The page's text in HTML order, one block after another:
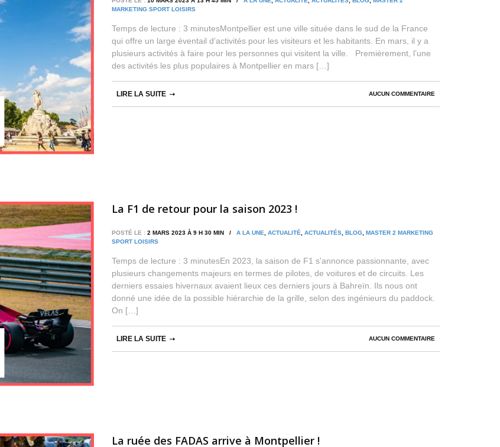
MARKETING SPORT LOISIRS
Temps de lecture : 3 minutesMontpellier est une ville située dans le sud de la France
qui offre un large éventail d’activités pour les visiteurs et les habitants. En mars, il y a
plusieurs activités à faire pour les personnes qui visitent la ville. Premièrement, l’une
des activités les plus populaires à Montpellier en mars […]
AUCUN COMMENTAIRE
LIRE LA SUITE
La F1 de retour pour la saison 2023 !
POSTÉ LE : 2 MARS 2023 À 9 H 30 MIN / A LA UNE ACTUALITÉ ACTUALITÉS BLOG MASTER 2 MARKETING
SPORT LOISIRS
Temps de lecture : 3 minutesEn 2023, la saison de F1 s’annonce passionnante, avec
plusieurs changements majeurs en termes de pilotes, de voitures et de circuits. Les
derniers essaies hivernaux avaient lieux ces derniers jours à Bahreïn. Ils nous ont
donné une idée de la possible hiérarchie de la grille, selon des ingénieurs du paddock.
On […]
AUCUN COMMENTAIRE
LIRE LA SUITE
La ruée des FADAS arrive à Montpellier !